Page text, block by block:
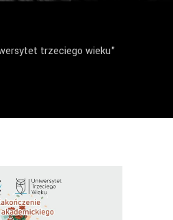
trzeciego wieku"